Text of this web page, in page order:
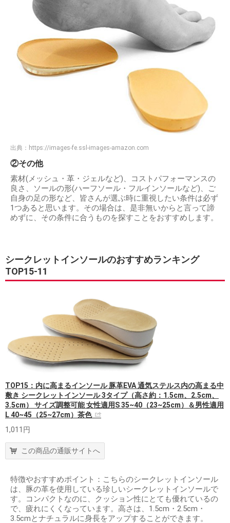
出典： https://images-fe.ssl-images-amazon.com
②その他
素材(メッシュ・革・ジェルなど)、コストパフォーマンスの
良さ、ソールの形(ハーフソール・フルインソールなど)、ご
自身の足の形など、皆さんが選ぶ時に重視したい条件は必ず
1つあると思います。その場合は、是非無いからと言って諦
めずに、その条件に合うものを探すことをおすすめします。
シークレットインソールのおすすめランキング
TOP15-11
TOP15：内に高まるインソール 豚革EVA 通気ステルス内の高まる中
敷き シークレットインソール 3タイプ（高さ約：1.5cm、2.5cm、
3.5cm） サイズ調整可能 女性適用S 35~40（23~25cm）＆男性適用
L 40~45（25~27cm）茶色
1,011円
この商品の通販サイトへ
特徴やおすすめポイント：こちらのシークレットインソール
は、豚の革を使用している珍しいシークレットインソールで
す。コンパクトなのに、クッション性にとても優れているの
で、疲れにくくなっています。高さは、1.5cm・2.5cm・
3.5cmとナチュラルに身長をアップすることができます。